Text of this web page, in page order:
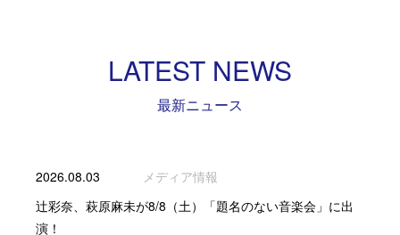
LATEST NEWS
最新ニュース
2026.08.03
メディア情報
辻彩奈、萩原麻未が8/8（土）「題名のない音楽会」に出
演！